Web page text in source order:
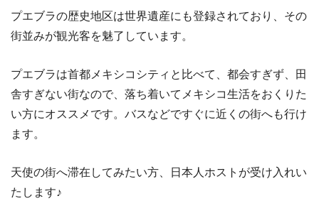
プエブラの歴史地区は世界遺産にも登録されており、その
街並みが観光客を魅了しています。
プエブラは首都メキシコシティと比べて、都会すぎず、田
舎すぎない街なので、落ち着いてメキシコ生活をおくりた
い方にオススメです。バスなどですぐに近くの街へも行け
ます。
天使の街へ滞在してみたい方、日本人ホストが受け入れい
たします♪